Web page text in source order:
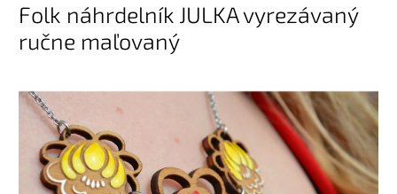
Folk náhrdelník JULKA vyrezávaný
ručne maľovaný